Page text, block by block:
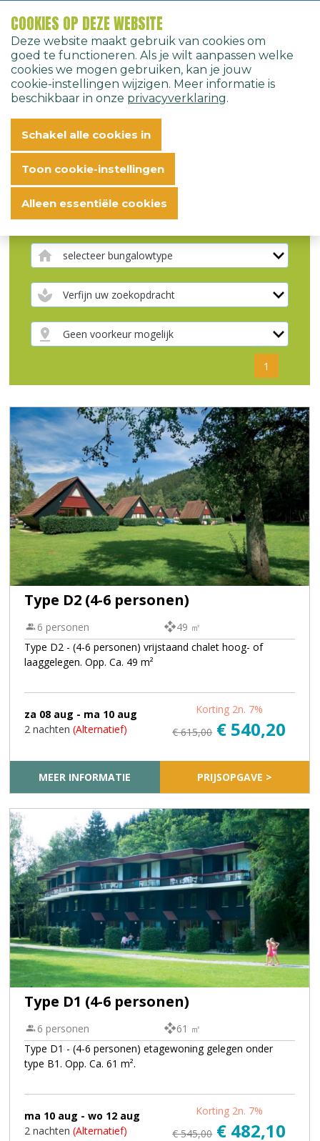
Nederlands
Home Bungalows Reserveren
COOKIES OP DEZE WEBSITE
Deze website maakt gebruik van cookies om
goed te functioneren. Als je wilt aanpassen welke
cookies we mogen gebruiken, kan je jouw
cookie-instellingen wijzigen. Meer informatie is
beschikbaar in onze privacyverklaring.
Schakel alle cookies in
Toon cookie-instellingen
Alleen essentiële cookies